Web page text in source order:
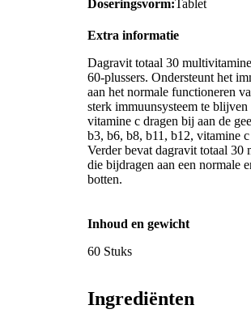
Doseringsvorm:Tablet
Extra informatie
Dagravit totaal 30
60-plussers. Ondersteunt het
aan het normale functioneren
sterk immuunsysteem te
vitamine c dragen bij aan de
b3, b6, b8, b11, b12, vitamine
Verder bevat dagravit totaal
die bijdragen aan een normale
botten.
Inhoud en gewicht
60 Stuks
Ingrediënten